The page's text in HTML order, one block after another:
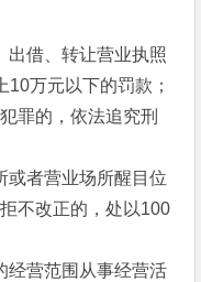
借、转让营业执照
万元以下的罚款；
罪的，依法追究刑
者营业场所醒目位
不改正的，处以100
营范围从事经营活